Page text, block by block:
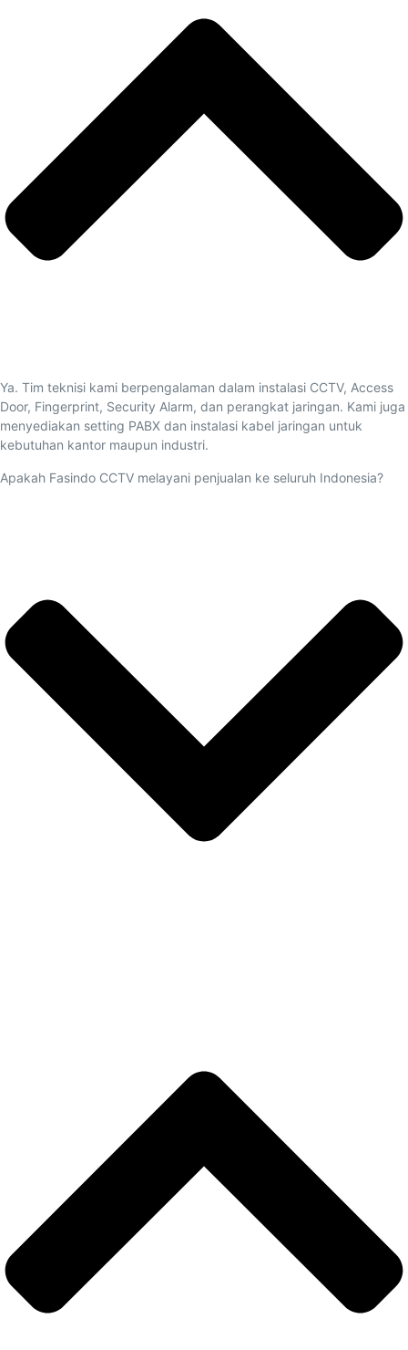
Ya. Tim teknisi kami berpengalaman dalam instalasi CCTV, Access
Door, Fingerprint, Security Alarm, dan perangkat jaringan. Kami juga
menyediakan setting PABX dan instalasi kabel jaringan untuk
kebutuhan kantor maupun industri.
Apakah Fasindo CCTV melayani penjualan ke seluruh Indonesia?